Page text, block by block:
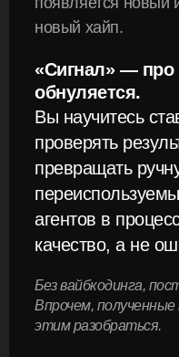
новый хайп.
«Сигнал» — про
обнуляется.
Вы научитесь
проверять
превращать
агентов в
качество, а не
Без вайбкодинга,
Впрочем,
этим разобраться.